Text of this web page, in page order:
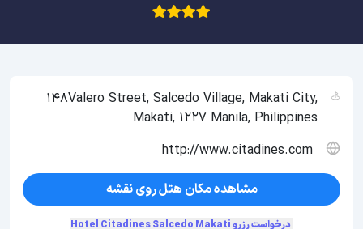
148Valero Street, Salcedo Village, Makati City,
Makati, 1227 Manila, Philippines
http://www.citadines.com
مشاهده مکان هتل روی نقشه
درخواست رزرو Hotel Citadines Salcedo Makati